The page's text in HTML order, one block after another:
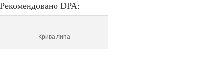
Рекомендовано DPA:
Крива липа